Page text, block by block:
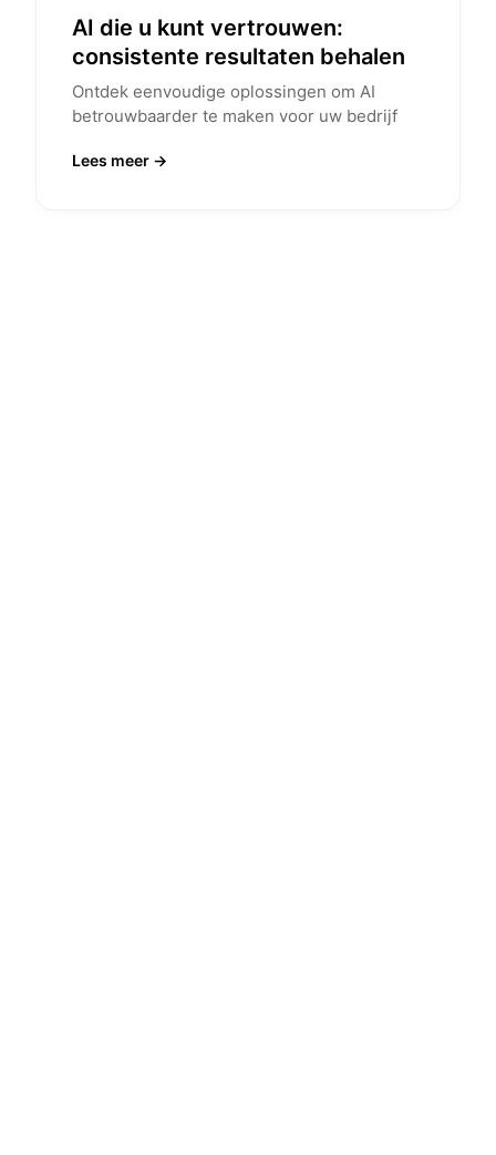
AI die u kunt vertrouwen:
consistente resultaten behalen
Ontdek eenvoudige oplossingen om AI
betrouwbaarder te maken voor uw bedrijf
Lees meer →